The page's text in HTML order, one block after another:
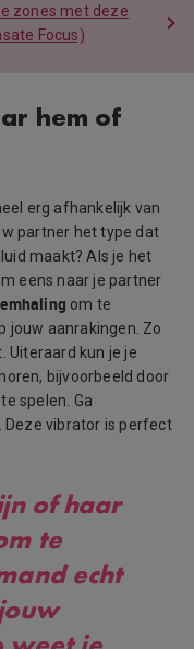
zones met deze
Focus)
hem of
erg afhankelijk van
partner het type dat
maakt? Als je het
eens naar je partner
om te
jouw aanrakingen. Zo
Uiteraard kun je je
bijvoorbeeld door
te spelen. Ga
. Deze vibrator is perfect
of haar
te
echt